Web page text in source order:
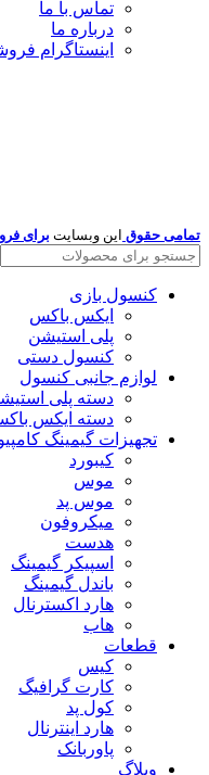
تماس با ما
درباره ما
اینستاگرام
تمامی حقوق این وبسایت برای
کنسول بازی
ایکس باکس
پلی استیشن
کنسول دستی
لوازم جانبی کنسول
دسته پلی
دسته ایکس
تجهیزات گیمینگ
کیبورد
موس
موس پد
میکروفون
هدست
اسپیکر گیمینگ
باندل گیمینگ
هارد اکسترنال
هاب
قطعات
کیس
کارت گرافیگ
کول پد
هارد اینترنال
پاوربانک
وبلاگ